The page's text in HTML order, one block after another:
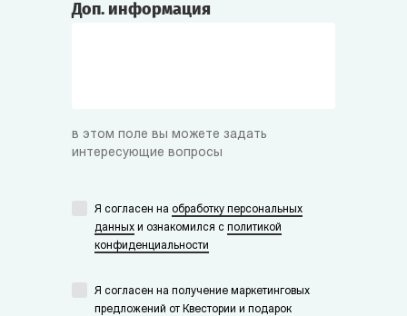
Доп. информация
в этом поле вы можете задать
интересующие вопросы
Я согласен на обработку персональных
данных и ознакомился с политикой
конфиденциальности
Я согласен на получение маркетинговых
предложений от Квестории и подарок